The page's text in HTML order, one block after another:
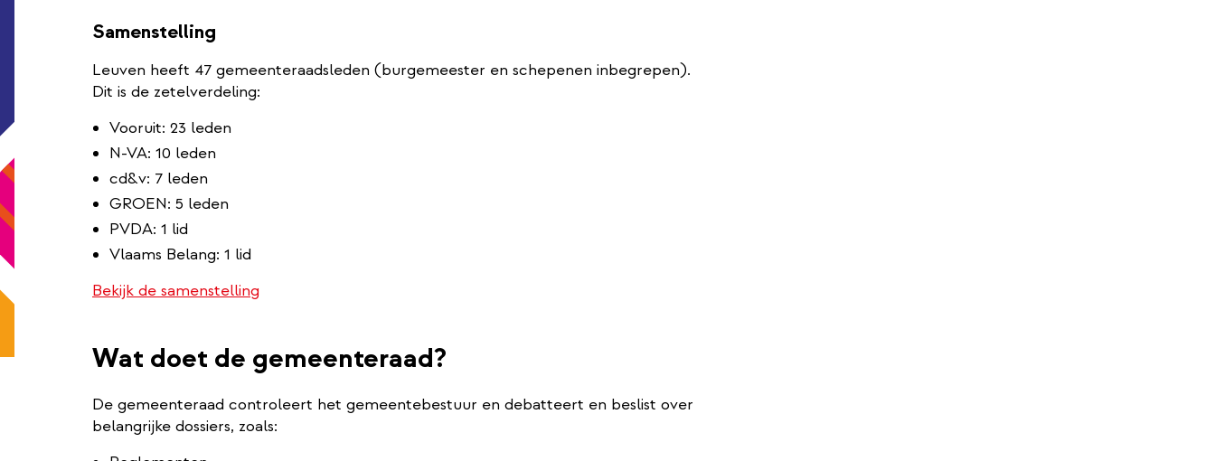
Samenstelling
Leuven heeft 47 gemeenteraadsleden (burgemeester en schepenen inbegrepen).
Dit is de zetelverdeling:
Vooruit: 23 leden
N-VA: 10 leden
cd&v: 7 leden
GROEN: 5 leden
PVDA: 1 lid
Vlaams Belang: 1 lid
Bekijk de samenstelling
Wat doet de gemeenteraad?
De gemeenteraad controleert het gemeentebestuur en debatteert en beslist over
belangrijke dossiers, zoals: